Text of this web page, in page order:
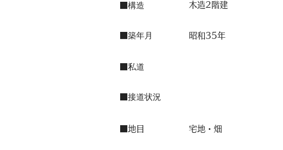
構造 木造2階建
築年月 昭和35年
私道
接道状況
■地目 宅地・畑